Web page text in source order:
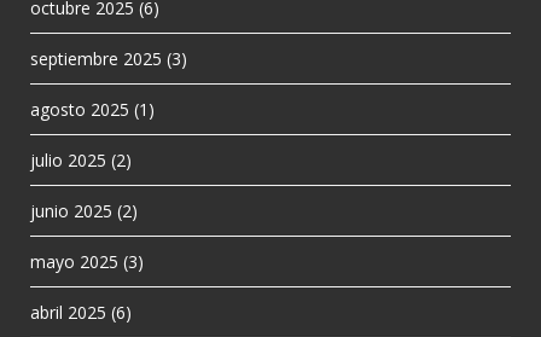
octubre 2025 (6)
septiembre 2025 (3)
agosto 2025 (1)
julio 2025 (2)
junio 2025 (2)
mayo 2025 (3)
abril 2025 (6)